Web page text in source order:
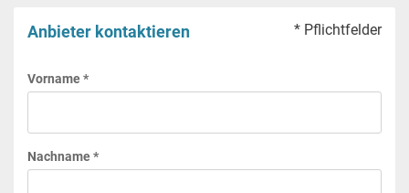
Anbieter kontaktieren * Pflichtfelder
Vorname *
Nachname *